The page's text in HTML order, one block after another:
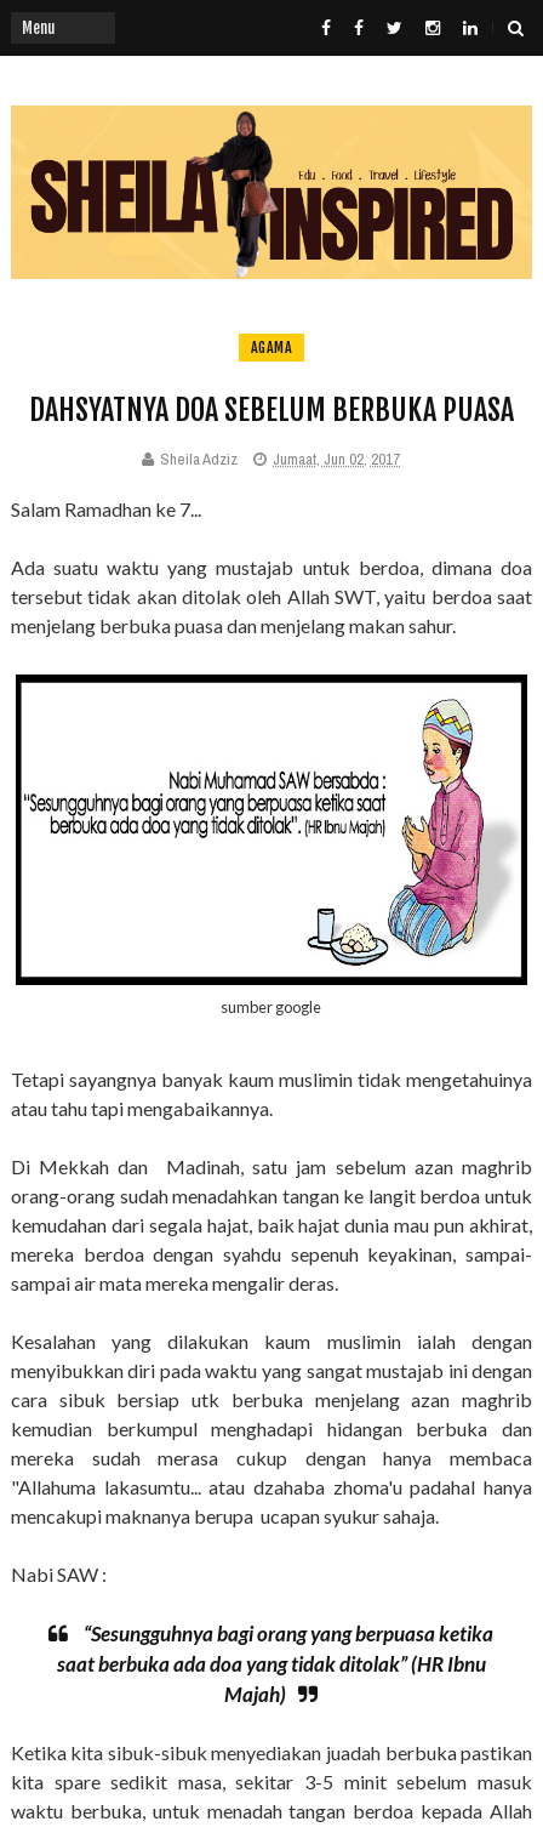
AGAMA
DAHSYATNYA DOA SEBELUM BERBUKA PUASA
Sheila Adziz Jumaat, Jun 02, 2017
Salam Ramadhan ke 7...
Ada suatu waktu yang mustajab untuk berdoa, dimana doa
tersebut tidak akan ditolak oleh Allah SWT, yaitu berdoa saat
menjelang berbuka puasa dan menjelang makan sahur.
sumber google
Tetapi sayangnya banyak kaum muslimin tidak mengetahuinya
atau tahu tapi mengabaikannya.
Di Mekkah dan Madinah, satu jam sebelum azan maghrib
orang-orang sudah menadahkan tangan ke langit berdoa untuk
kemudahan dari segala hajat, baik hajat dunia mau pun akhirat,
mereka berdoa dengan syahdu sepenuh keyakinan, sampai-
sampai air mata mereka mengalir deras.
Kesalahan yang dilakukan kaum muslimin ialah dengan
menyibukkan diri pada waktu yang sangat mustajab ini dengan
cara sibuk bersiap utk berbuka menjelang azan maghrib
kemudian berkumpul menghadapi hidangan berbuka dan
mereka sudah merasa cukup dengan hanya membaca
"Allahuma lakasumtu... atau dzahaba zhoma'u padahal hanya
mencakupi maknanya berupa ucapan syukur sahaja.
Nabi SAW :
“Sesungguhnya bagi orang yang berpuasa ketika
saat berbuka ada doa yang tidak ditolak” (HR Ibnu
Majah)
Ketika kita sibuk-sibuk menyediakan juadah berbuka pastikan
kita spare sedikit masa, sekitar 3-5 minit sebelum masuk
waktu berbuka, untuk menadah tangan berdoa kepada Allah